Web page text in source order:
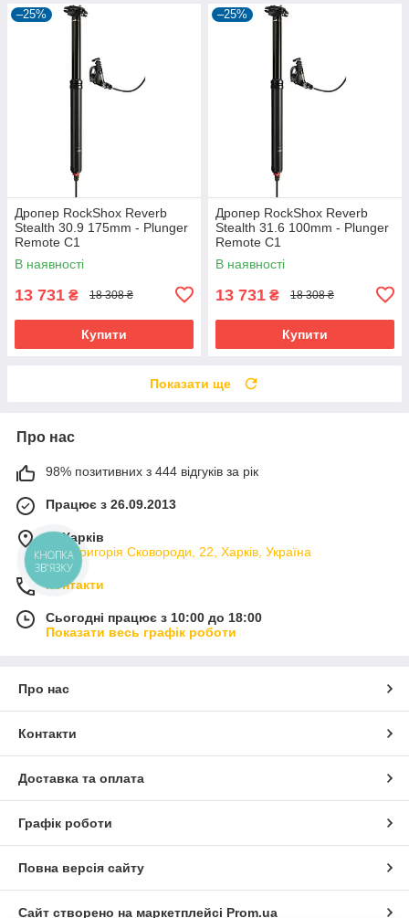
–25%
Дропер RockShox Reverb
Stealth 30.9 175mm - Plunger
Remote C1
В наявності
13 731 ₴ 18 308 ₴
Купити
–25%
Дропер RockShox Reverb
Stealth 31.6 100mm - Plunger
Remote C1
В наявності
13 731 ₴ 18 308 ₴
Купити
Показати ще
Про нас
98% позитивних з 444 відгуків за рік
Працює з 26.09.2013
м. Харків
вул. Григорія Сковороди, 22, Харків, Україна
Контакти
Сьогодні працює з 10:00 до 18:00
Показати весь графік роботи
Про нас
Контакти
Доставка та оплата
Графік роботи
Повна версія сайту
Сайт створено на маркетплейсі Prom.ua
КНОПКА
ЗВ'ЯЗКУ